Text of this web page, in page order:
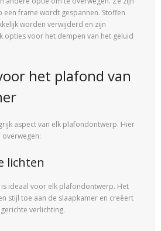
een frame wordt gespannen. Stoffen
worden verwijderd en zijn
opties voor het dempen van het geluid
het plafond van
aspect van elk plafondontwerp. Hier
lichten
ideaal voor elk plafondontwerp. Het
stijl toe aan de slaapkamer en creëert
verlichting.